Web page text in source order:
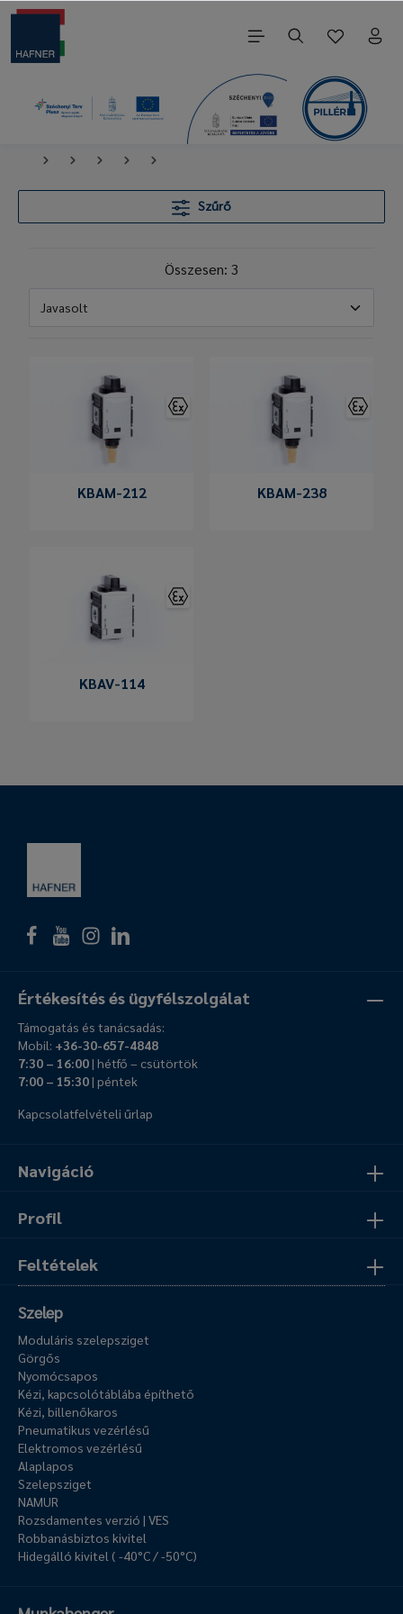
Szűrő
Összesen: 3
KBAM-212 KBAM-238
KBAV-114
Navigáció
Profil
Feltételek
Értékesítés és ügyfélszolgálat
Támogatás és tanácsadás:
Mobil: +36-30-657-4848
7:30 – 16:00| hétfő – csütörtök
7:00 – 15:30| péntek
Kapcsolatfelvételi űrlap
Szelep
Moduláris szelepsziget
Görgős
Nyomócsapos
Kézi, kapcsolótáblába építhető
Kézi, billenőkaros
Pneumatikus vezérlésű
Elektromos vezérlésű
Alaplapos
Szelepsziget
NAMUR
Rozsdamentes verzió | VES
Robbanásbiztos kivitel
Hidegálló kivitel ( -40°C / -50°C)